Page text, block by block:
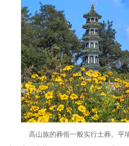
高山族的葬俗一般实行土葬。平